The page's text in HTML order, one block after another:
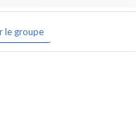
le groupe